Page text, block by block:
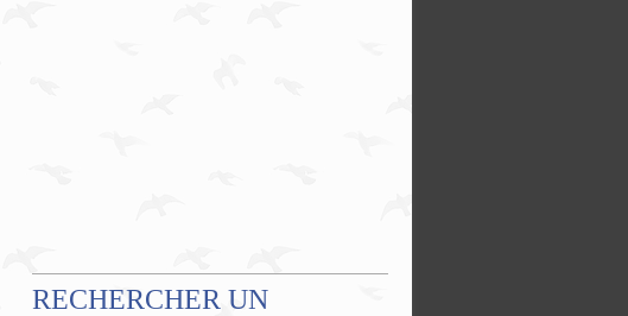
RECHERCHER UN